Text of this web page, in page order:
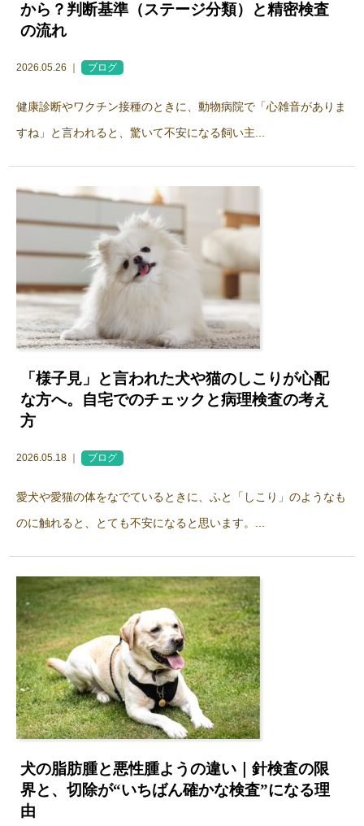
から？判断基準（ステージ分類）と精密検査
の流れ
2026.05.26 ｜ ブログ
健康診断やワクチン接種のときに、動物病院で「心雑音がありま
すね」と言われると、驚いて不安になる飼い主...
「様子見」と言われた犬や猫のしこりが心配
な方へ。自宅でのチェックと病理検査の考え
方
2026.05.18 ｜ ブログ
愛犬や愛猫の体をなでているときに、ふと「しこり」のようなも
のに触れると、とても不安になると思います。...
犬の脂肪腫と悪性腫ようの違い｜針検査の限
界と、切除が“いちばん確かな検査”になる理
由